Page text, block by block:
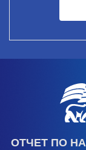
ОТЧЕТ ПО